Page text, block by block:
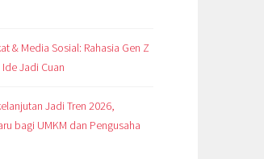
& Media Sosial: Rahasia Gen Z
Jadi Cuan
Jadi Tren 2026,
bagi UMKM dan Pengusaha